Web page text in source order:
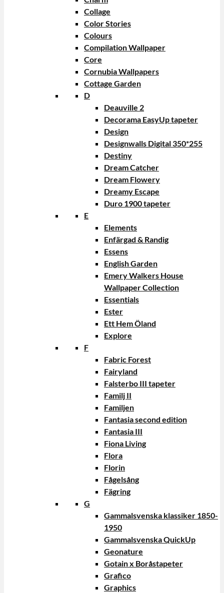
Collage
Color Stories
Colours
Compilation Wallpaper
Core
Cornubia Wallpapers
Cottage Garden
D
Deauville 2
Decorama EasyUp tapeter
Design
Designwalls Digital 350*255
Destiny
Dream Catcher
Dream Flowery
Dreamy Escape
Duro 1900 tapeter
E
Elements
Enfärgad & Randig
Essens
English Garden
Emery Walkers House
Wallpaper Collection
Essentials
Ester
Ett Hem Öland
Explore
F
Fabric Forest
Fairyland
Falsterbo III tapeter
Familj II
Familjen
Fantasia second edition
Fantasia III
Fiona Living
Flora
Florin
Fågelsång
Fägring
G
Gammalsvenska klassiker 1850-
1950
Gammalsvenska QuickUp
Geonature
Gotain x Boråstapeter
Grafico
Graphics